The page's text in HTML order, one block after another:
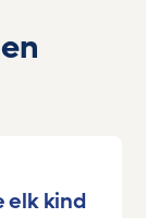
elk kind